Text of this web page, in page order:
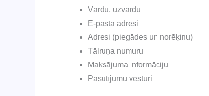
Vārdu, uzvārdu
E-pasta adresi
Adresi (piegādes un norēķinu)
Tālruņa numuru
Maksājuma informāciju
Pasūtījumu vēsturi